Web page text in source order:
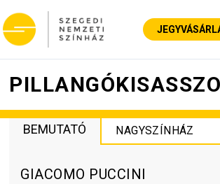
BEMUTATÓ NAGYSZÍNHÁZ
GIACOMO PUCCINI